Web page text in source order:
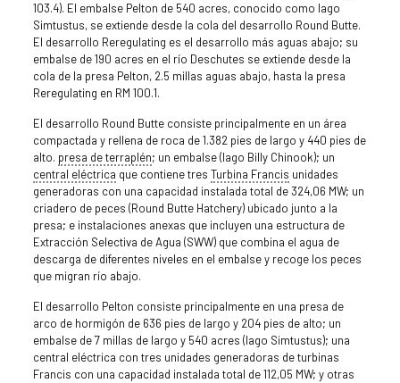
103.4). El embalse Pelton de 540 acres, conocido como lago
Simtustus, se extiende desde la cola del desarrollo Round Butte.
El desarrollo Reregulating es el desarrollo más aguas abajo; su
embalse de 190 acres en el río Deschutes se extiende desde la
cola de la presa Pelton, 2.5 millas aguas abajo, hasta la presa
Reregulating en RM 100.1.
El desarrollo Round Butte consiste principalmente en un área
compactada y rellena de roca de 1.382 pies de largo y 440 pies de
alto. presa de terraplén; un embalse (lago Billy Chinook); un
central eléctrica que contiene tres Turbina Francis unidades
generadoras con una capacidad instalada total de 324,06 MW; un
criadero de peces (Round Butte Hatchery) ubicado junto a la
presa; e instalaciones anexas que incluyen una estructura de
Extracción Selectiva de Agua (SWW) que combina el agua de
descarga de diferentes niveles en el embalse y recoge los peces
que migran río abajo.
El desarrollo Pelton consiste principalmente en una presa de
arco de hormigón de 636 pies de largo y 204 pies de alto; un
embalse de 7 millas de largo y 540 acres (lago Simtustus); una
central eléctrica con tres unidades generadoras de turbinas
Francis con una capacidad instalada total de 112,05 MW; y otras